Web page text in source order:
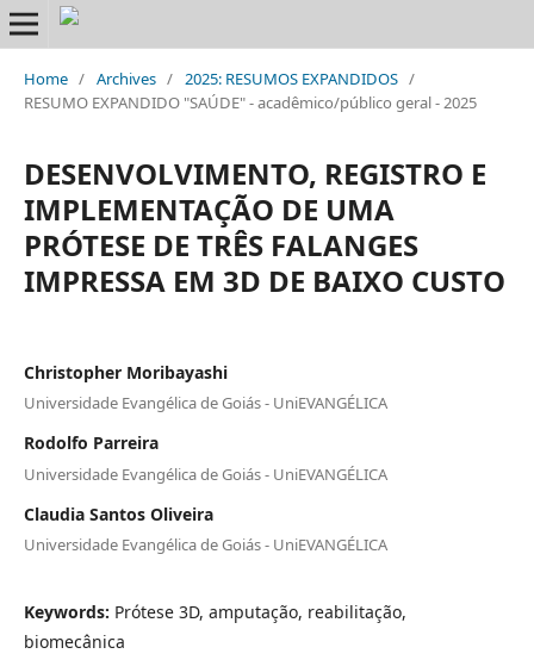
Home / Archives / 2025: RESUMOS EXPANDIDOS /
RESUMO EXPANDIDO "SAÚDE" - acadêmico/público geral - 2025
DESENVOLVIMENTO, REGISTRO E
IMPLEMENTAÇÃO DE UMA
PRÓTESE DE TRÊS FALANGES
IMPRESSA EM 3D DE BAIXO CUSTO
Christopher Moribayashi
Universidade Evangélica de Goiás - UniEVANGÉLICA
Rodolfo Parreira
Universidade Evangélica de Goiás - UniEVANGÉLICA
Claudia Santos Oliveira
Universidade Evangélica de Goiás - UniEVANGÉLICA
Keywords: Prótese 3D, amputação, reabilitação,
biomecânica